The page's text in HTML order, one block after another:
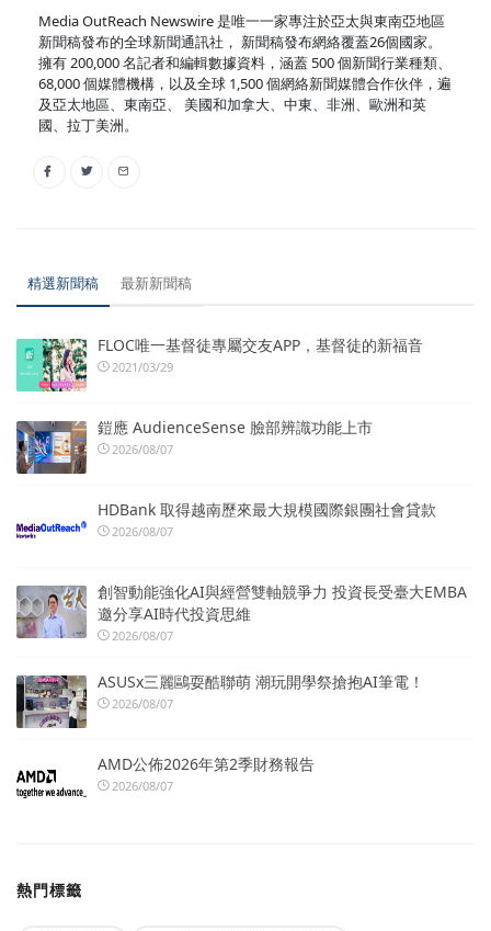
Media OutReach Newswire 是唯一一家專注於亞太與東南亞地區
新聞稿發布的全球新聞通訊社， 新聞稿發布網絡覆蓋26個國家。
擁有 200,000 名記者和編輯數據資料，涵蓋 500 個新聞行業種類、
68,000 個媒體機構，以及全球 1,500 個網絡新聞媒體合作伙伴，遍
及亞太地區、東南亞、 美國和加拿大、中東、非洲、歐洲和英
國、拉丁美洲。
精選新聞稿 最新新聞稿
FLOC唯一基督徒專屬交友APP，基督徒的新福音
2021/03/29
鎧應 AudienceSense 臉部辨識功能上市
2026/08/07
HDBank 取得越南歷來最大規模國際銀團社會貸款
2026/08/07
創智動能強化AI與經營雙軸競爭力 投資長受臺大EMBA
邀分享AI時代投資思維
2026/08/07
ASUSx三麗鷗耍酷聯萌 潮玩開學祭搶抱AI筆電！
2026/08/07
AMD公佈2026年第2季財務報告
2026/08/07
熱門標籤